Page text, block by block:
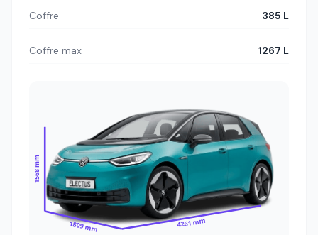
Coffre 385 L
Coffre max 1267 L
1568 mm
1809 mm 4261 mm